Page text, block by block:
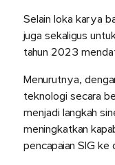
Selain loka karya
juga sekaligus
tahun 2023
Menurutnya,
teknologi secara
menjadi langkah
meningkatkan
pencapaian SIG